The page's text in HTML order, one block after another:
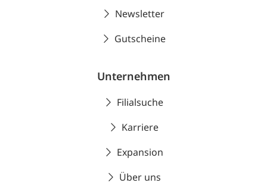
Newsletter
Gutscheine
Unternehmen
Filialsuche
Karriere
Expansion
Über uns